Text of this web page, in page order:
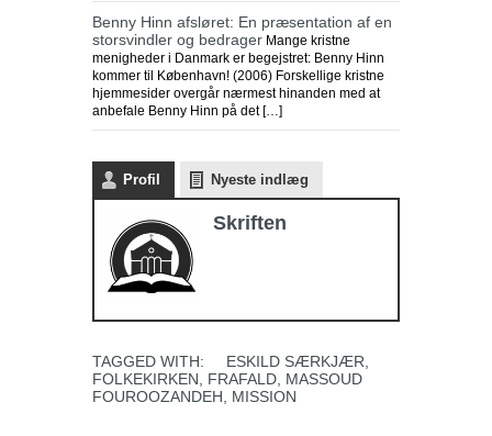
Benny Hinn afsløret: En præsentation af en
storsvindler og bedrager Mange kristne
menigheder i Danmark er begejstret: Benny Hinn
kommer til København! (2006) Forskellige kristne
hjemmesider overgår nærmest hinanden med at
anbefale Benny Hinn på det […]
Profil Nyeste indlæg
Skriften
TAGGED WITH: ESKILD SÆRKJÆR
FOLKEKIRKEN
FRAFALD MASSOUD
FOUROOZANDEH
MISSION